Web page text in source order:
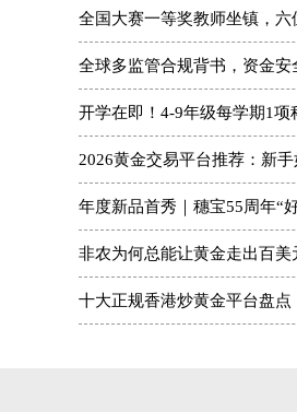
全国大赛一等奖教师坐镇，
全球多监管合规背书，资金
开学在即！4-9年级每学期1
2026黄金交易平台推荐：新
年度新品首秀｜穗宝55周年“
非农为何总能让黄金走出百
十大正规香港炒黄金平台盘